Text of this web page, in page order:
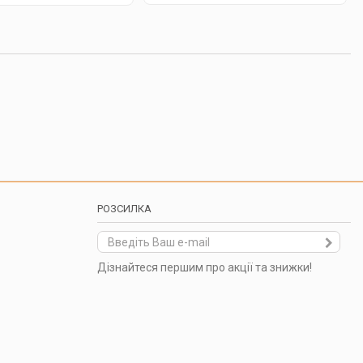
РОЗСИЛКА
Дізнайтеся першим про акції та знижки!